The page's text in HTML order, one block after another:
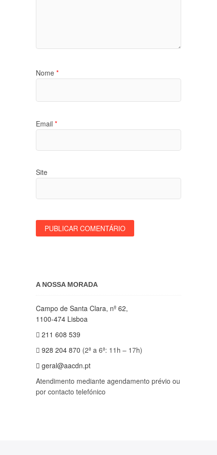
Nome *
Email *
Site
A NOSSA MORADA
Campo de Santa Clara, nº 62,
1100-474 Lisboa
211 608 539
928 204 870 (2ª a 6ª: 11h – 17h)
geral@aacdn.pt
Atendimento mediante agendamento prévio ou
por contacto telefónico